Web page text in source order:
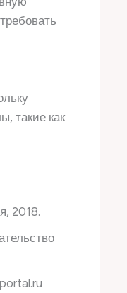
такие как
2018.